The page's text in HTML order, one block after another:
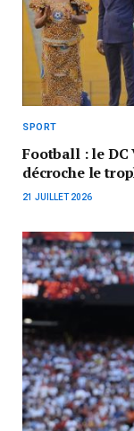
SPORT
Football : le
décroche le
21 JUILLET 2026